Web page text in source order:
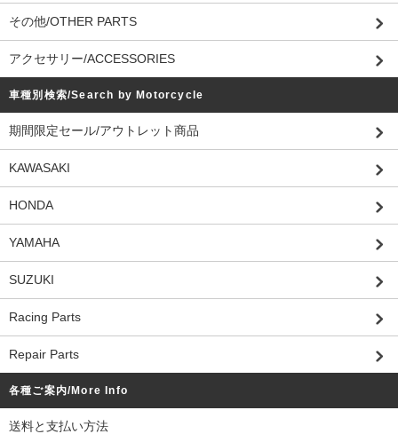
その他/OTHER PARTS
アクセサリー/ACCESSORIES
車種別検索/Search by Motorcycle
期間限定セール/アウトレット商品
KAWASAKI
HONDA
YAMAHA
SUZUKI
Racing Parts
Repair Parts
各種ご案内/More Info
送料と支払い方法